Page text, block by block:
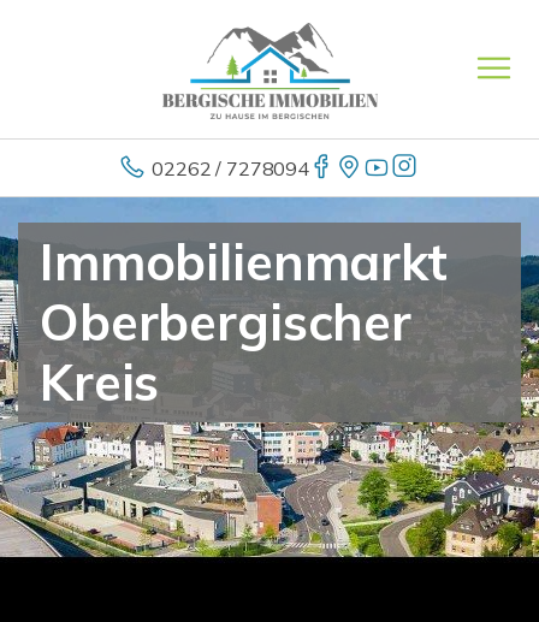
02262 / 7278094
Immobilienmarkt
Oberbergischer
Kreis